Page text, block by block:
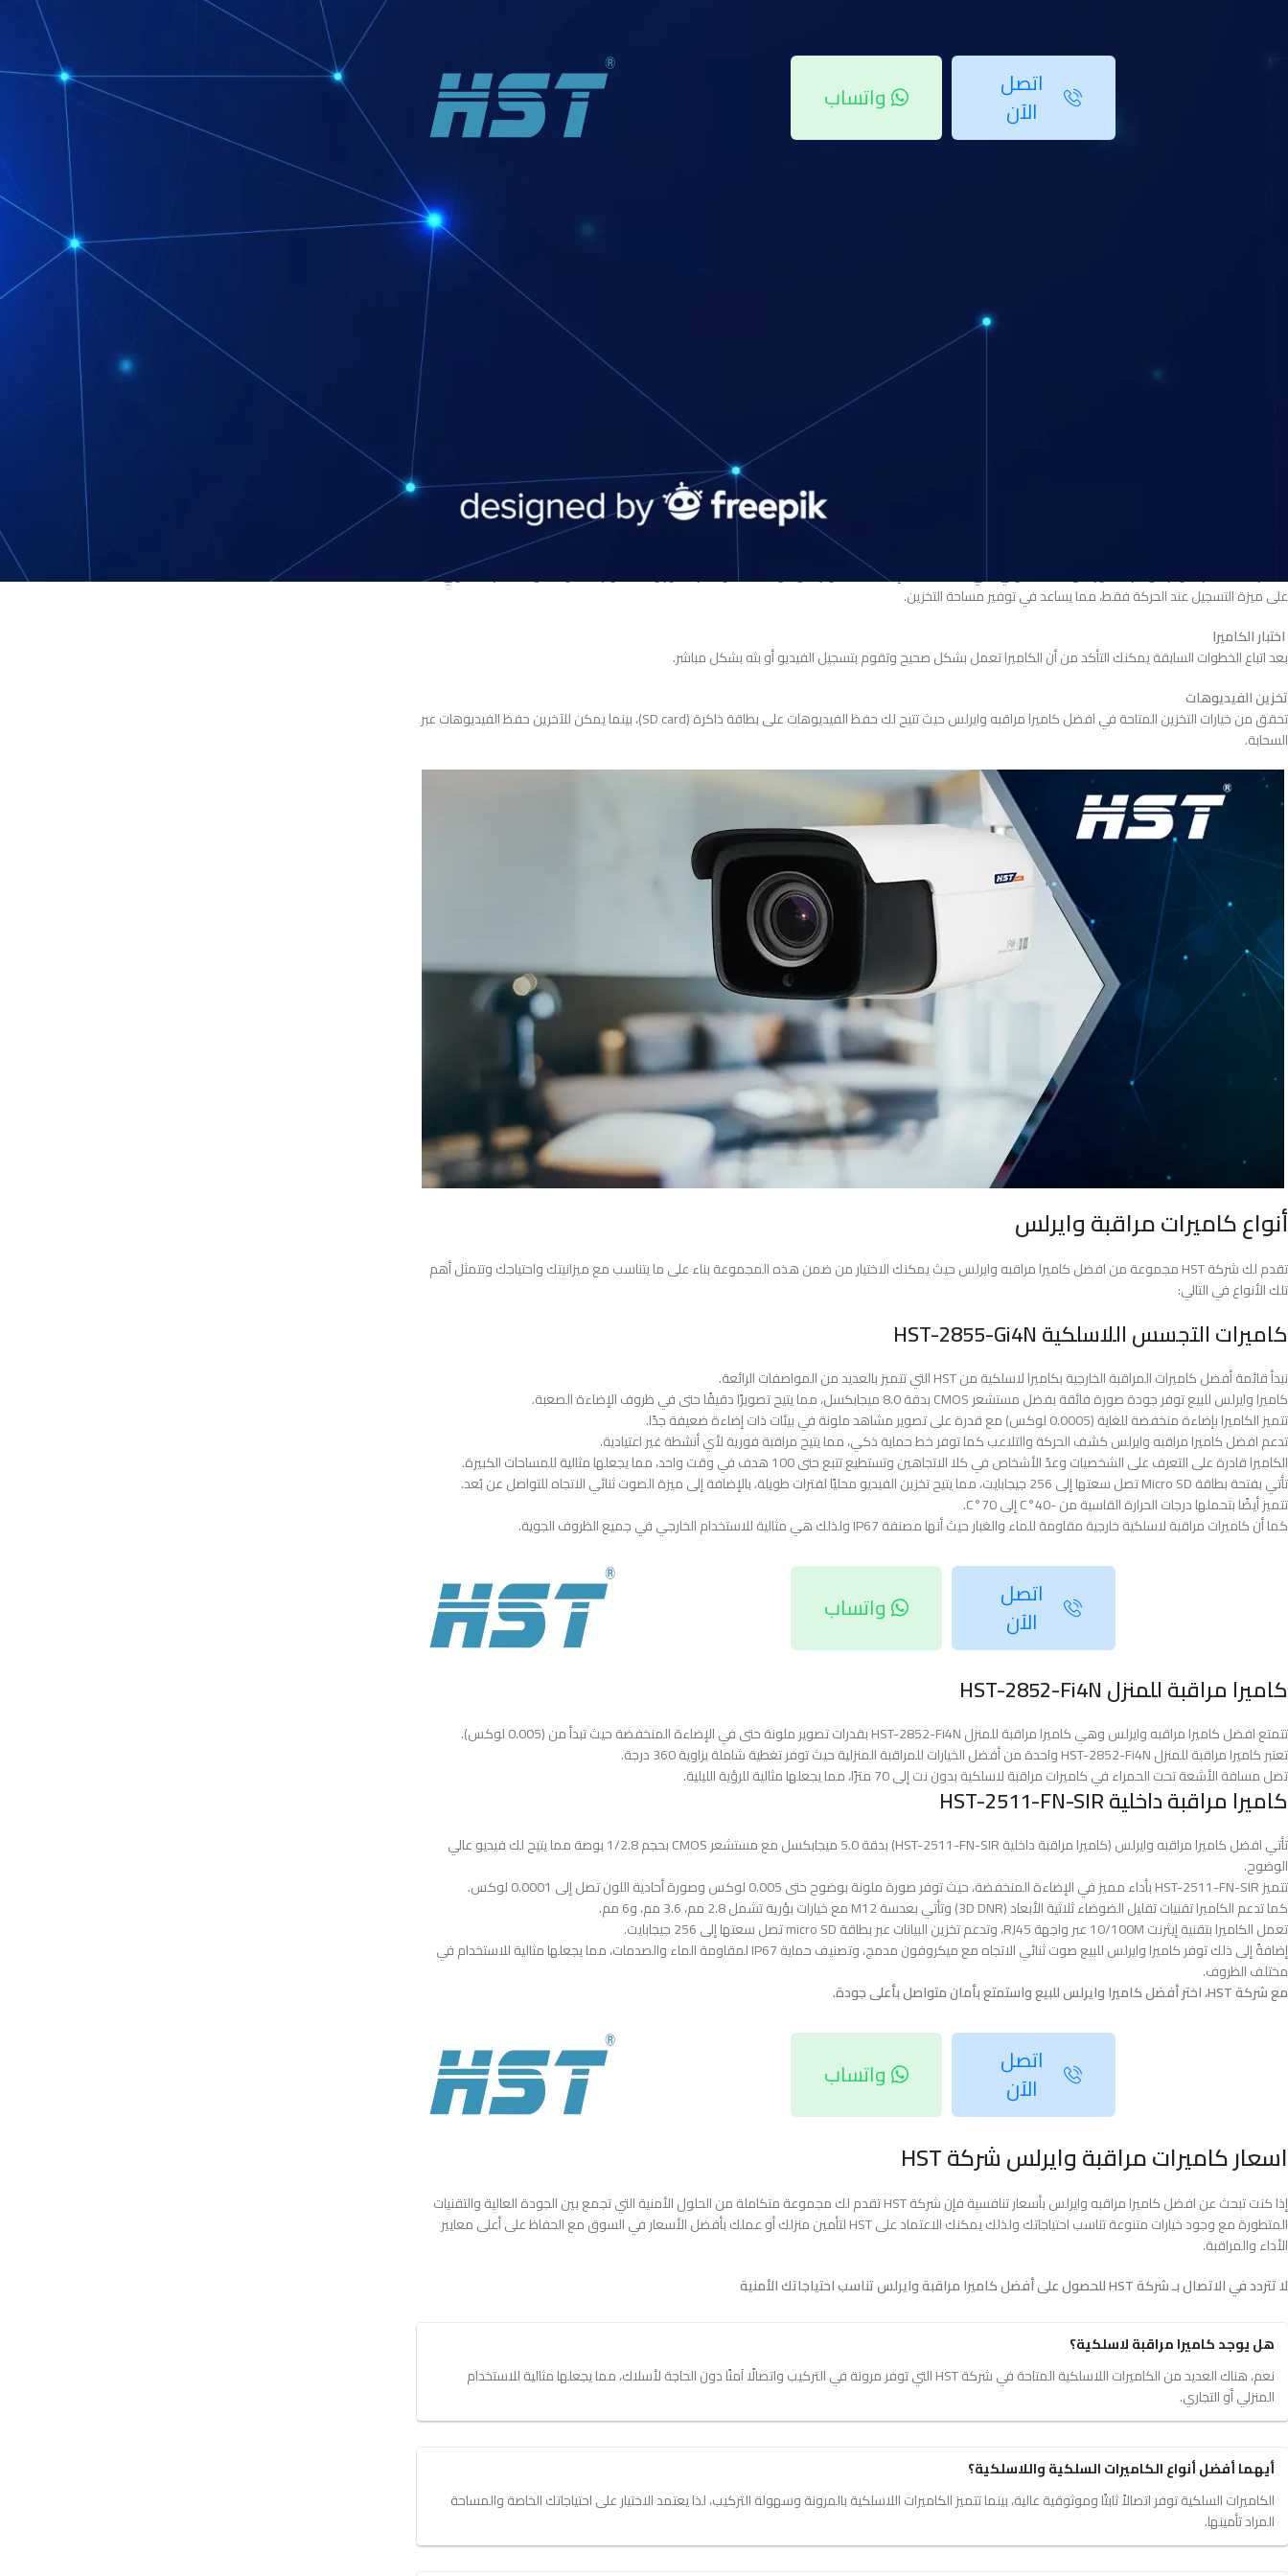
اتصل
الآن واتساب
عند اختيارك لكاميرا وايرلس للبيع يجب عليك مراعاة بعض العوامل والتي من أهمها معرفة طريقة تركيب كاميرا وايرلس ولذلك يمكنك اتباع بعض الخطوات التي تتمثل
يجب عليك تحديد الأماكن التي تحتاج إلى مراقبتها باستمرار لتركيب افضل كاميرا مراقبه وايرلس سواء كان المكان في منزلك أو عملك و تحديد الزاوية المناسبة وذلك
لمساعدتك في مراقبة المكان بأكمله.
تعمل معظم كاميرات المراقبة اللاسلكية باستخدام الكهرباء لذا ستحتاج إلى توصيلها بمصدر طاقة قريب كما أن بعض الكاميرات تأتي ببطاريات قابلة لإعادة الشحن، وهو
لابد عند تركيب كاميرا وايرلس للبيع ربطها بشبكة الواي فاي حيث ستحتاج إلى إدخال اسم شبكة الواي فاي وكلمة السر ثم التأكد من استقبال إشارة من الواي فاي.
بعد تركيب كاميرات وايرلس مراقبة وربطها بشبكة الواي فاي يمكنك ضبط إعدادات التصوير مثل جودة الفيديو، الحركة، وزاوية التصوير كما أن بعض الكاميرات تحتوي
على ميزة التسجيل عند الحركة فقط، مما يساعد في توفير مساحة التخزين.
اختبار الكاميرا
بعد اتباع الخطوات السابقة يمكنك التأكد من أن الكاميرا تعمل بشكل صحيح وتقوم بتسجيل الفيديو أو بثه بشكل مباشر.
تخزين الفيديوهات
تحقق من خيارات التخزين المتاحة في افضل كاميرا مراقبه وايرلس حيث تتيح لك حفظ الفيديوهات على بطاقة ذاكرة (SD card)، بينما يمكن للآخرين حفظ الفيديوهات عبر
السحابة.
أنواع كاميرات مراقبة وايرلس
تقدم لك شركة HST مجموعة من افضل كاميرا مراقبه وايرلس حيث يمكنك الاختيار من ضمن هذه المجموعة بناء على ما يتناسب مع ميزانيتك واحتياجك وتتمثل أهم
تلك الأنواع في التالي:
كاميرات التجسس اللاسلكية HST-2855-Gi4N
نبدأ قائمة أفضل كاميرات المراقبة الخارجية بكاميرا لاسلكية من HST التي تتميز بالعديد من المواصفات الرائعة.
كاميرا وايرلس للبيع توفر جودة صورة فائقة بفضل مستشعر CMOS بدقة 8.0 ميجابكسل، مما يتيح تصويرًا دقيقًا حتى في ظروف الإضاءة الصعبة.
تتميز الكاميرا بإضاءة منخفضة للغاية (0.0005 لوكس) مع قدرة على تصوير مشاهد ملونة في بيئات ذات إضاءة ضعيفة جدًا.
تدعم افضل كاميرا مراقبه وايرلس كشف الحركة والتلاعب كما توفر خط حماية ذكي، مما يتيح مراقبة فورية لأي أنشطة غير اعتيادية.
الكاميرا قادرة على التعرف على الشخصيات وعدّ الأشخاص في كلا الاتجاهين وتستطيع تتبع حتى 100 هدف في وقت واحد، مما يجعلها مثالية للمساحات الكبيرة.
تأتي بفتحة بطاقة Micro SD تصل سعتها إلى 256 جيجابايت، مما يتيح تخزين الفيديو محليًا لفترات طويلة، بالإضافة إلى ميزة الصوت ثنائي الاتجاه للتواصل عن بُعد.
تتميز أيضًا بتحملها درجات الحرارة القاسية من -40°C إلى 70°C.
كما أن كاميرات مراقبة لاسلكية خارجية مقاومة للماء والغبار حيث أنها مصنفة IP67 ولذلك هي مثالية للاستخدام الخارجي في جميع الظروف الجوية.
اتصل
الآن واتساب
كاميرا مراقبة للمنزل HST-2852-Fi4N
تتمتع افضل كاميرا مراقبه وايرلس وهي كاميرا مراقبة للمنزل HST-2852-Fi4N بقدرات تصوير ملونة حتى في الإضاءة المنخفضة حيث تبدأ من (0.005 لوكس).
تعتبر كاميرا مراقبة للمنزل HST-2852-Fi4N واحدة من أفضل الخيارات للمراقبة المنزلية حيث توفر تغطية شاملة بزاوية 360 درجة.
تصل مسافة الأشعة تحت الحمراء في كاميرات مراقبة لاسلكية بدون نت إلى 70 مترًا، مما يجعلها مثالية للرؤية الليلية.
كاميرا مراقبة داخلية HST-2511-FN-SIR
تأتي افضل كاميرا مراقبه وايرلس (كاميرا مراقبة داخلية HST-2511-FN-SIR) بدقة 5.0 ميجابكسل مع مستشعر CMOS بحجم 1/2.8 بوصة مما يتيح لك فيديو عالي
الوضوح.
تتميز HST-2511-FN-SIR بأداء مميز في الإضاءة المنخفضة، حيث توفر صورة ملونة بوضوح حتى 0.005 لوكس وصورة أحادية اللون تصل إلى 0.0001 لوكس.
كما تدعم الكاميرا تقنيات تقليل الضوضاء ثلاثية الأبعاد (3D DNR) وتأتي بعدسة M12 مع خيارات بؤرية تشمل 2.8 مم، 3.6 مم، و6 مم.
تعمل الكاميرا بتقنية إيثرنت 10/100M عبر واجهة RJ45، وتدعم تخزين البيانات عبر بطاقة micro SD تصل سعتها إلى 256 جيجابايت.
إضافةً إلى ذلك توفر كاميرا وايرلس للبيع صوت ثنائي الاتجاه مع ميكروفون مدمج، وتصنيف حماية IP67 لمقاومة الماء والصدمات، مما يجعلها مثالية للاستخدام في
مختلف الظروف.
مع شركة HST، اختر أفضل كاميرا وايرلس للبيع واستمتع بأمان متواصل بأعلى جودة.
اتصل
الآن واتساب
اسعار كاميرات مراقبة وايرلس شركة HST
إذا كنت تبحث عن افضل كاميرا مراقبه وايرلس بأسعار تنافسية فإن شركة HST تقدم لك مجموعة متكاملة من الحلول الأمنية التي تجمع بين الجودة العالية والتقنيات
المتطورة مع وجود خيارات متنوعة تناسب احتياجاتك ولذلك يمكنك الاعتماد على HST لتأمين منزلك أو عملك بأفضل الأسعار في السوق مع الحفاظ على أعلى معايير
الأداء والمراقبة.
لا تتردد في الاتصال بـ شركة HST للحصول على أفضل كاميرا مراقبة وايرلس تناسب احتياجاتك الأمنية
هل يوجد كاميرا مراقبة لاسلكية؟
نعم، هناك العديد من الكاميرات اللاسلكية المتاحة في شركة HST التي توفر مرونة في التركيب واتصالًا آمنًا دون الحاجة لأسلاك، مما يجعلها مثالية للاستخدام
المنزلي أو التجاري.
أيهما أفضل أنواع الكاميرات السلكية واللاسلكية؟
الكاميرات السلكية توفر اتصالاً ثابتًا وموثوقية عالية، بينما تتميز الكاميرات اللاسلكية بالمرونة وسهولة التركيب، لذا يعتمد الاختيار على احتياجاتك الخاصة والمساحة
المراد تأمينها.